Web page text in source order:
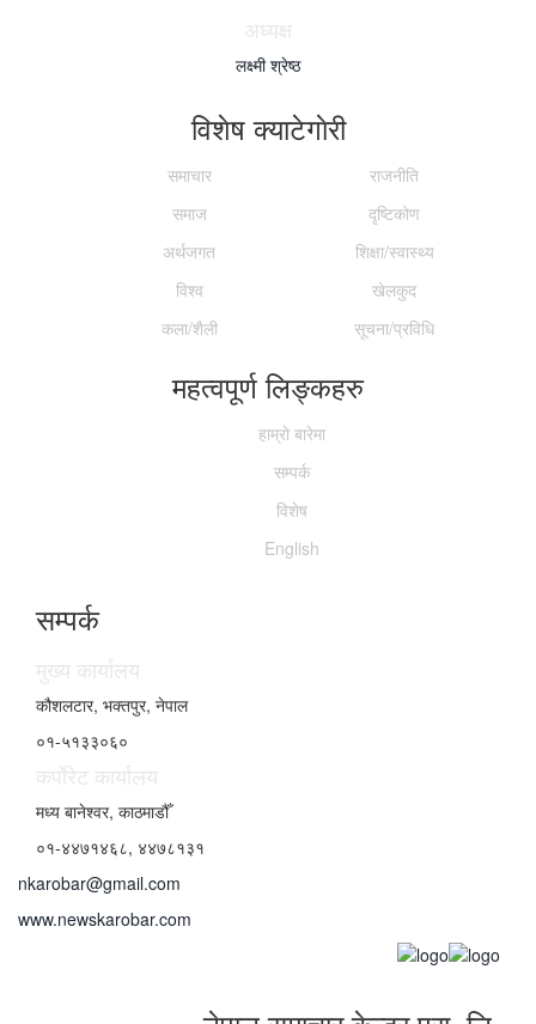
अध्यक्ष
लक्ष्मी श्रेष्ठ
विशेष क्याटेगाेरी
समाचार
राजनीति
समाज
दृष्टिकोण
अर्थजगत
शिक्षा/स्वास्थ्य
विश्व
खेलकुद
कला/शैली
सूचना/प्रविधि
महत्वपूर्ण लिङ्कहरु
हाम्राे बारेमा
सम्पर्क
विशेष
English
सम्पर्क
मुख्य कार्यालय
कौशलटार, भक्तपुर, नेपाल
०१-५१३३०६०
कर्पाेरेट कार्यालय
मध्य बानेश्वर, काठमाडौँ
०१-४४७१४६८, ४४७८१३१
nkarobar@gmail.com
www.newskarobar.com